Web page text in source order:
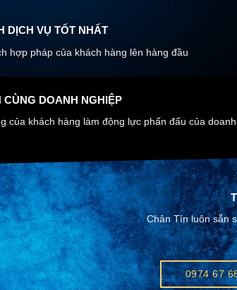
DỊCH VỤ TỐT NHẤT
hợp pháp của khách hàng lên hàng đầu
CÙNG DOANH NGHIỆP
của khách hàng làm động lực phấn đấu của
Chân Tín luôn sẵn
0974 67